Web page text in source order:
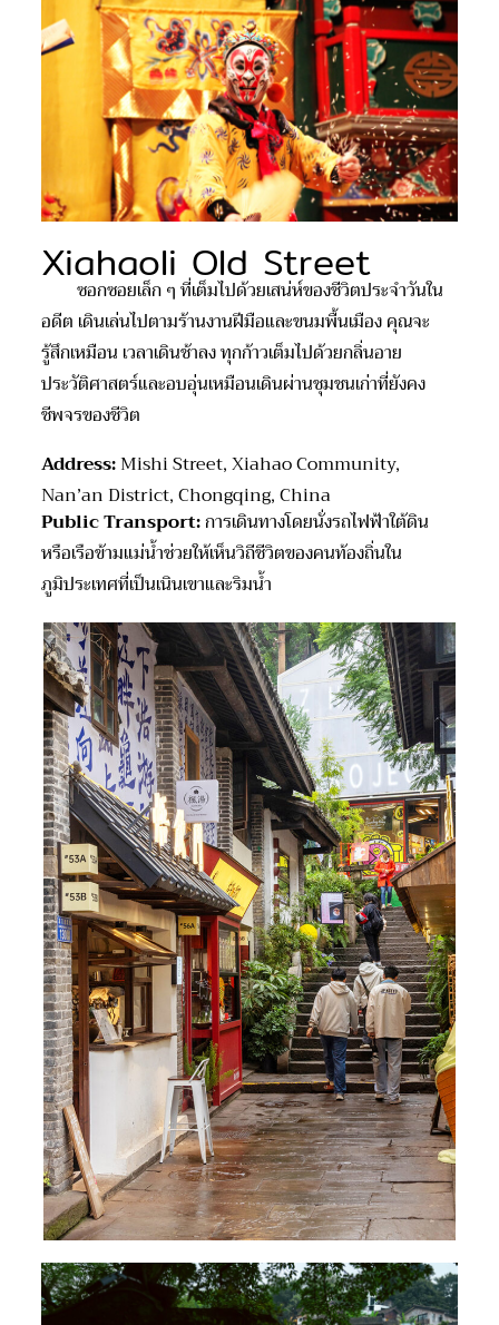
Xiahaoli Old Street
ซอกซอยเล็ก ๆ ที่เต็มไปด้วยเสน่ห์ของชีวิตประจำวันใน
อดีต เดินเล่นไปตามร้านงานฝีมือและขนมพื้นเมือง คุณจะ
รู้สึกเหมือน เวลาเดินช้าลง ทุกก้าวเต็มไปด้วยกลิ่นอาย
ประวัติศาสตร์และอบอุ่นเหมือนเดินผ่านชุมชนเก่าที่ยังคง
ชีพจรของชีวิต
Address:Mishi Street, Xiahao Community,
Nan’an District, Chongqing, China
Public Transport:การเดินทางโดยนั่งรถไฟฟ้าใต้ดิน
หรือเรือข้ามแม่น้ำช่วยให้เห็นวิถีชีวิตของคนท้องถิ่นใน
ภูมิประเทศที่เป็นเนินเขาและริมน้ำ